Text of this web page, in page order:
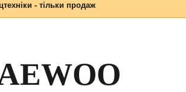
- тільки продаж